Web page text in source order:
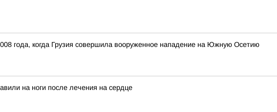
года, когда Грузия совершила вооруженное нападение на Южную Осетию
на ноги после лечения на сердце